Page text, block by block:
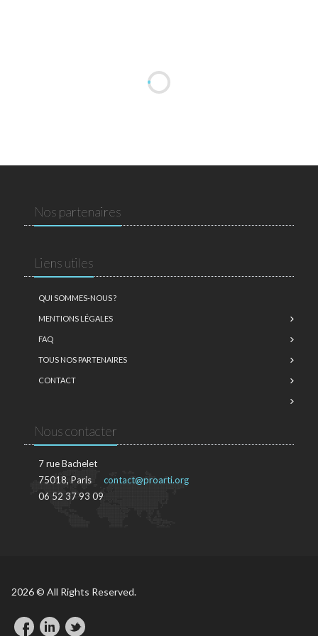
Nos partenaires
Liens utiles
QUI SOMMES-NOUS ?
MENTIONS LÉGALES
FAQ
TOUS NOS PARTENAIRES
CONTACT
Nous contacter
7 rue Bachelet
75018, Paris
06 52 37 93 09
contact@proarti.org
2026 © All Rights Reserved.